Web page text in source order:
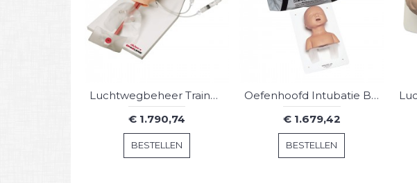
Luchtwegbeheer Trainer Kind
€ 1.790,74
BESTELLEN
Oefenhoofd Intubatie Baby
€ 1.679,42
BESTELLEN